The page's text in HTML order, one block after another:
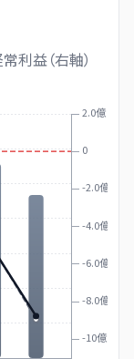
利益（右軸）
-10億
-8.0億
-6.0億
-4.0億
-2.0億
0
2.0億